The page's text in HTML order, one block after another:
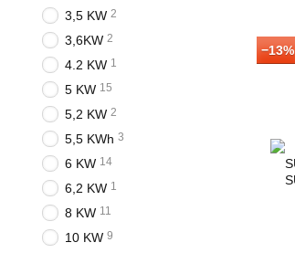
−13%
3,5 KW 2
3,6KW 2
4.2 KW 1
5 KW 15
5,2 KW 2
5,5 KWh 3
6 KW 14
6,2 KW 1
8 KW 11
10 KW 9